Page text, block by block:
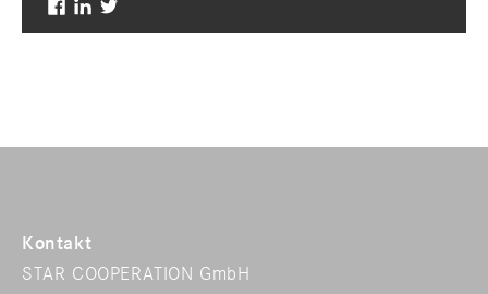
Kontakt
STAR COOPERATION GmbH